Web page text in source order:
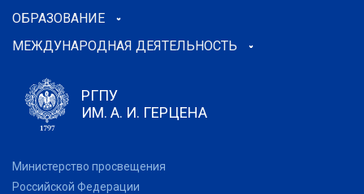
ОБРАЗОВАНИЕ
МЕЖДУНАРОДНАЯ ДЕЯТЕЛЬНОСТЬ
РГПУ
ИМ. А. И. ГЕРЦЕНА
Министерство просвещения
Российской Федерации